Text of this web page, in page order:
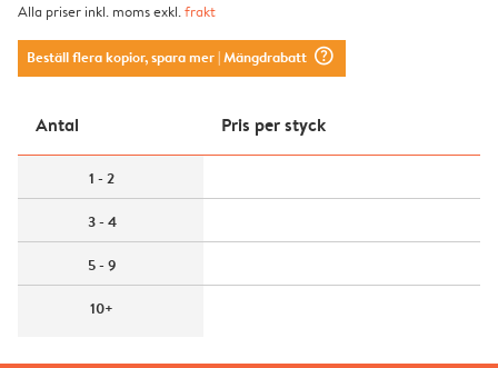
Alla priser inkl. moms exkl.frakt
Beställ flera kopior, spara mer| Mängdrabatt question_mark_circle
Antal Pris per styck
1 - 2
3 - 4
5 - 9
10+